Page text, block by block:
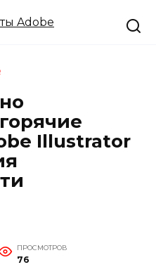
Illustrator
ПРОСМОТРОВ
76